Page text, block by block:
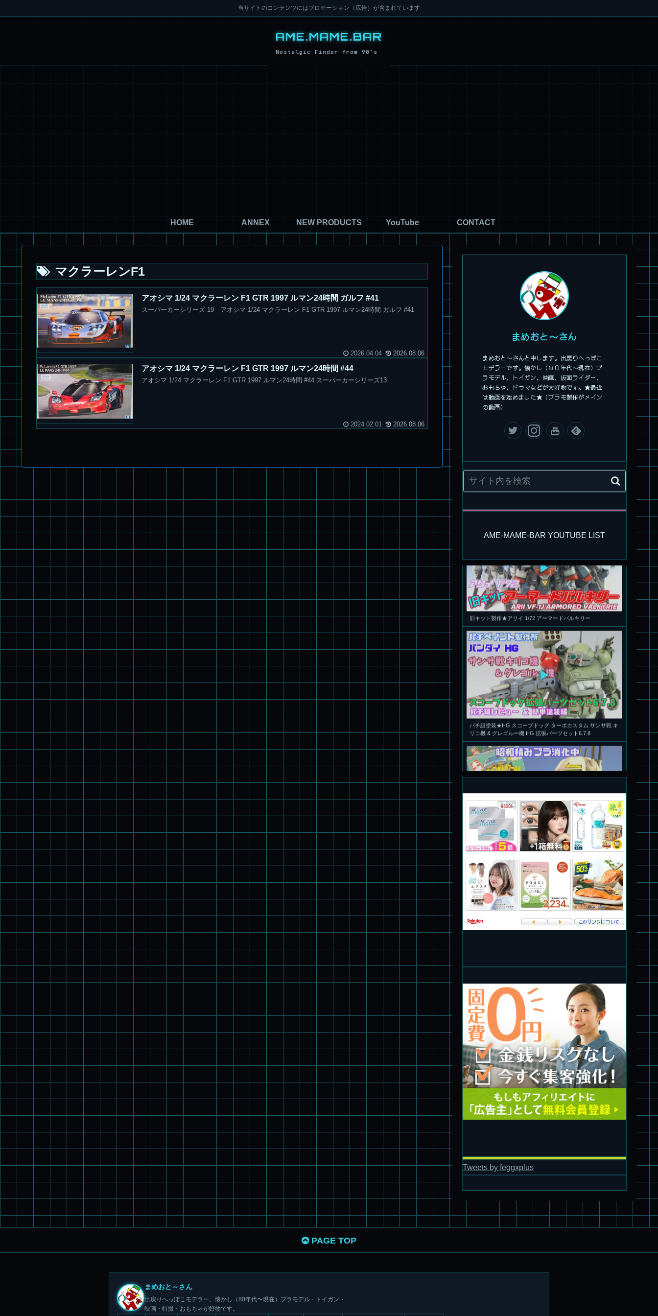
当サイトのコンテンツにはプロモーション（広告）が含まれています
HOME ANNEX NEW PRODUCTS YouTube CONTACT
マクラーレンF1
アオシマ 1/24 マクラーレン F1 GTR 1997 ルマン24時間 ガルフ #41
スーパーカーシリーズ 19 アオシマ 1/24 マクラーレン F1 GTR 1997 ルマン24時間 ガルフ #41
2026.04.04 2026.08.06
アオシマ 1/24 マクラーレン F1 GTR 1997 ルマン24時間 #44
アオシマ 1/24 マクラーレン F1 GTR 1997 ルマン24時間 #44 スーパーカーシリーズ13
2024.02.01 2026.08.06
まめおと～さん
まめおと～さんと申します。出戻りへっぽこ
モデラーです。懐かし（８０年代～現在）プ
ラモデル、トイガン、映画、仮面ライダー、
おもちゃ、ドラマなどが大好物です。★最近
は動画を始めました★（プラモ製作がメイン
の動画）
AME-MAME-BAR YOUTUBE LIST
旧キット製作★アオシマ ロボダッチ モビルZ
パチ組塗装★モデロイド 1/60 イングラム リアクティブアーマ
旧キット製作★アリイ 1/72 アーマードバルキリー
パチ組塗装★HG スコープドッグ ターボカスタム サンサ戦 キ
リコ機 & グレゴルー機 HG 拡張パーツセット6.7.8
旧キット製作★本家SDマクロス バルキリーVF-1S
パチ組塗装★PLAMAX 1/72 バトロイド・バルキリー VF-1S ロ
パチ組★WAVE 1/35 マーシィドッグ & ストライクドッグ
パチ組塗装★バンダイ HG スコープドッグ拡張セット3～5
Tweets by feggxplus
PAGE TOP
まめおと～さん
出戻りへっぽこモデラー。懐かし（80年代〜現在）プラモデル・トイガン・
映画・特撮・おもちゃが好物です。